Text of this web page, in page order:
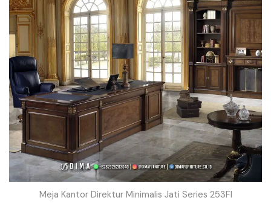
Meja Kantor Direktur Minimalis Jati Series 253FI